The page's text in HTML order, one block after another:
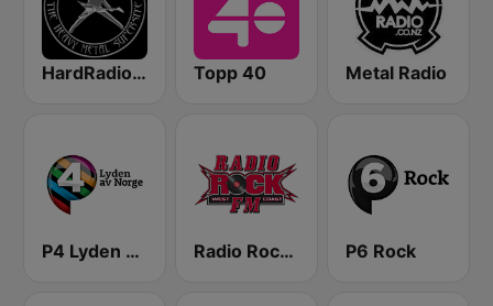
HardRadio.com Topp 40 Metal Radio
P4 Lyden av Norge Radio Rock FM P6 Rock